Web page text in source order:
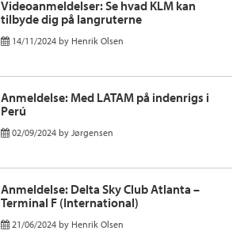
Videoanmeldelser: Se hvad KLM kan
tilbyde dig på langruterne
14/11/2024 by Henrik Olsen
Anmeldelse: Med LATAM på indenrigs i
Perú
02/09/2024 by Jørgensen
Anmeldelse: Delta Sky Club Atlanta –
Terminal F (International)
21/06/2024 by Henrik Olsen